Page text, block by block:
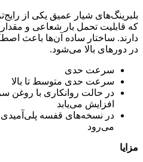
بلبرینگ‌های شیار عمیق یکی از
که قابلیت تحمل بار شعاعی و
دارند. ساختار ساده آن‌ها باعث
در دورهای بالا می‌شود.
سرعت حدی
سرعت حدی متوسط تا بالا
در حالت روانکاری با
افزایش می‌یابد
در نسخه‌های قفسه پلی‌آمیدی
می‌رود
مزایا